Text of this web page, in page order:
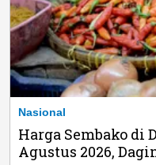
Nasional
Harga Sembako di
Agustus 2026,